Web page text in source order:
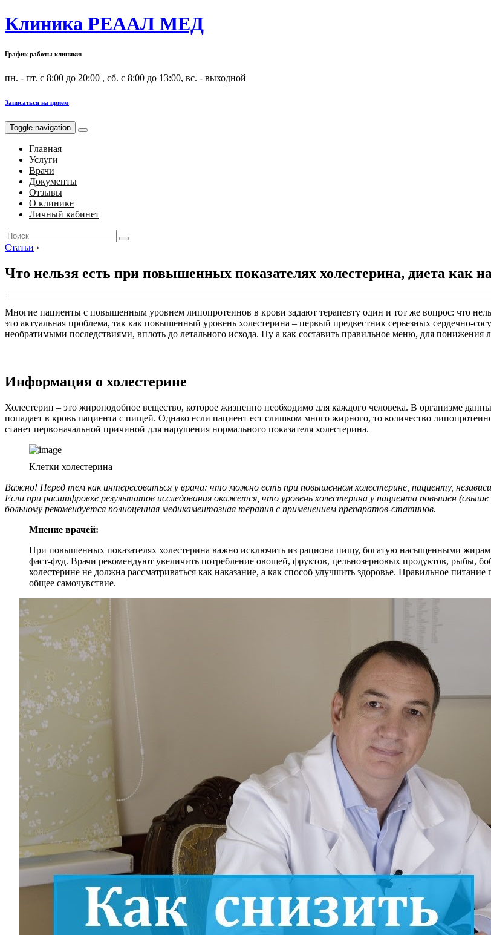
Клиника РЕААЛ МЕД
График работы клиники:
пн. - пт. с 8:00 до 20:00 , сб. с 8:00 до 13:00, вс. - выходной
Записаться на прием
Toggle navigation
Главная
Услуги
Врачи
Документы
Отзывы
О клинике
Личный кабинет
Search
for:
Статьи ›
Что нельзя есть при повышенных показателях холестерина, диета как
Многие пациенты c повышенным уровнем липопротеинов в крови задают терапевту один и тот же вопрос: что
это актуальная проблема, так как повышенный уровень холестерина – первый предвестник серьезных сердечно-
необратимыми последствиями, вплоть до летального исхода. Ну а как составить правильное меню, для понижения
Информация о холестерине
Холестерин – это жироподобное вещество, которое жизненно необходимо для каждого человека. В организме
попадает в кровь пациента с пищей. Однако если пациент ест слишком много жирного, то количество
станет первоначальной причиной для нарушения нормального показателя холестерина.
Клетки холестерина
Важно! Перед тем как интересоваться у врача: что можно есть при повышенном холестерине, пациенту,
Если при расшифровке результатов исследования окажется, что уровень холестерина у пациента повышен
больному рекомендуется полноценная медикаментозная терапия с применением препаратов-статинов.
Мнение врачей:
При повышенных показателях холестерина важно исключить из рациона пищу, богатую насыщенными
фаст-фуд. Врачи рекомендуют увеличить потребление овощей, фруктов, цельнозерновых продуктов, рыбы,
холестерине не должна рассматриваться как наказание, а как способ улучшить здоровье. Правильное
общее самочувствие.